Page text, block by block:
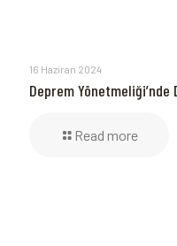
16 Haziran 2024
Deprem Yönetmeliği’nde
Read more